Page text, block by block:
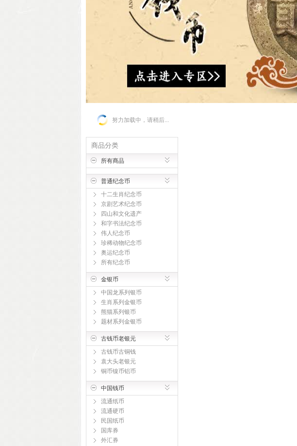
努力加载中，请稍后...
商品分类
所有商品
普通纪念币
十二生肖纪念币
京剧艺术纪念币
四山和文化遗产
和字书法纪念币
伟人纪念币
珍稀动物纪念币
奥运纪念币
所有纪念币
金银币
中国龙系列银币
生肖系列金银币
熊猫系列银币
题材系列金银币
古钱币老银元
古钱币古铜钱
袁大头老银元
铜币镍币铝币
中国钱币
流通纸币
流通硬币
民国纸币
国库券
外汇券